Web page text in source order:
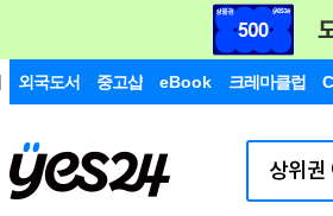
외국도서 중고샵 eBook 크레마클럽